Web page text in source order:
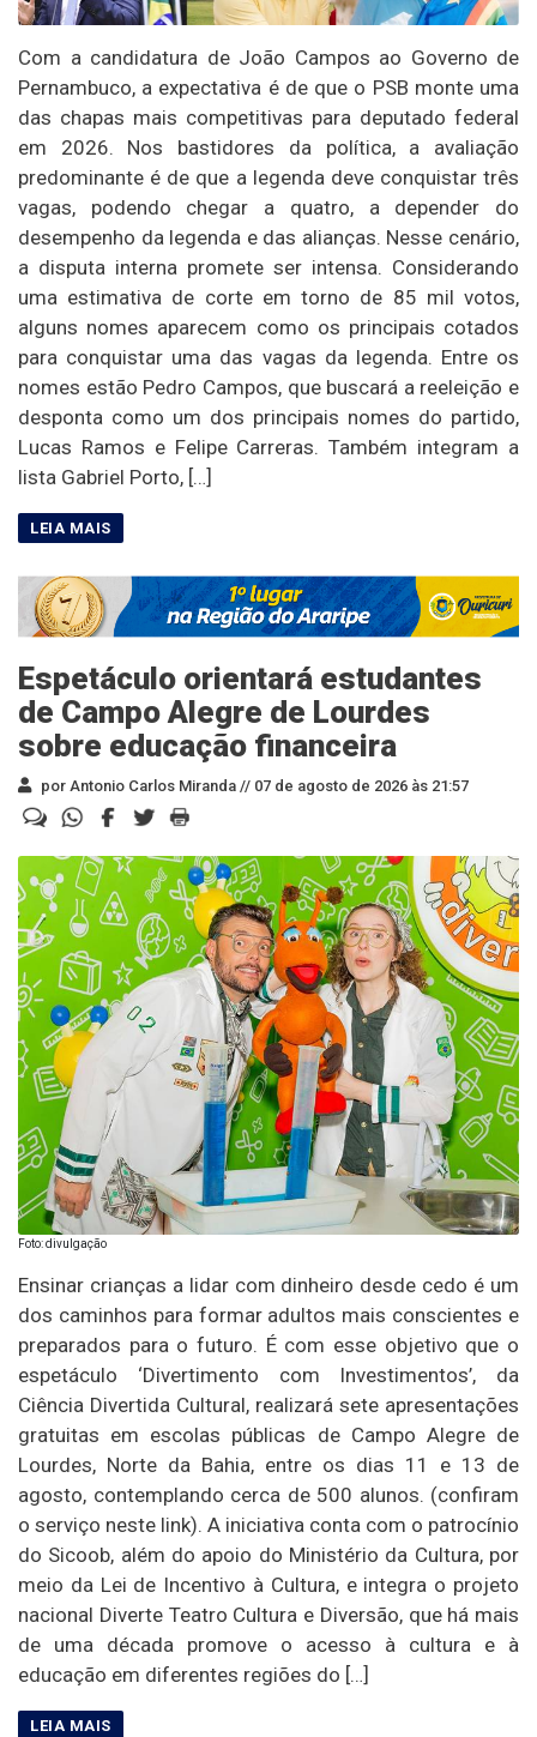
Com a candidatura de João Campos ao Governo de
Pernambuco, a expectativa é de que o PSB monte uma
das chapas mais competitivas para deputado federal
em 2026. Nos bastidores da política, a avaliação
predominante é de que a legenda deve conquistar três
vagas, podendo chegar a quatro, a depender do
desempenho da legenda e das alianças. Nesse cenário,
a disputa interna promete ser intensa. Considerando
uma estimativa de corte em torno de 85 mil votos,
alguns nomes aparecem como os principais cotados
para conquistar uma das vagas da legenda. Entre os
nomes estão Pedro Campos, que buscará a reeleição e
desponta como um dos principais nomes do partido,
Lucas Ramos e Felipe Carreras. Também integram a
lista Gabriel Porto, […]
Espetáculo orientará estudantes
de Campo Alegre de Lourdes
sobre educação financeira
por Antonio Carlos Miranda // 07 de agosto de 2026 às 21:57
Foto: divulgação
Ensinar crianças a lidar com dinheiro desde cedo é um
dos caminhos para formar adultos mais conscientes e
preparados para o futuro. É com esse objetivo que o
espetáculo ‘Divertimento com Investimentos’, da
Ciência Divertida Cultural, realizará sete apresentações
gratuitas em escolas públicas de Campo Alegre de
Lourdes, Norte da Bahia, entre os dias 11 e 13 de
agosto, contemplando cerca de 500 alunos. (confiram
o serviço neste link). A iniciativa conta com o patrocínio
do Sicoob, além do apoio do Ministério da Cultura, por
meio da Lei de Incentivo à Cultura, e integra o projeto
nacional Diverte Teatro Cultura e Diversão, que há mais
de uma década promove o acesso à cultura e à
educação em diferentes regiões do […]